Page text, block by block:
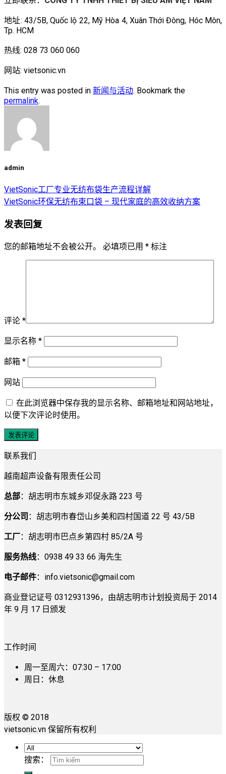
地址: 43/5B, Quốc lộ 22, Mỹ Hòa 4, Xuân Thới Đông, Hóc Môn,
Tp. HCM
热线: 028 73 060 060
网站: vietsonic.vn
This entry was posted in 新闻与活动. Bookmark the
permalink.
admin
VietSonic工厂专业无纺布袋生产流程详解
VietSonic环保无纺布束口袋 – 现代家庭的高效收纳方案
发表回复
您的邮箱地址不会被公开。 必填项已用 * 标注
评论 *
显示名称 *
邮箱 *
网站
在此浏览器中保存我的显示名称、邮箱地址和网站地址，
以便下次评论时使用。
联系我们
越南超声设备有限责任公司
总部：胡志明市东城乡邓促永路 223 号
分公司 ：胡志明市春岱山乡美和四村国道 22 号 43/5B
工厂：胡志明市巴点乡第四村 85/2A 号
服务热线：0938 49 33 66 海先生
电子邮件： info.vietsonic@gmail.com
商业登记证号 0312931396，由胡志明市计划投资局于 2014
年 9 月 17 日颁发
工作时间
周一至周六：07:30 – 17:00
周日：休息
版权 © 2018
vietsonic.vn 保留所有权利
搜索：